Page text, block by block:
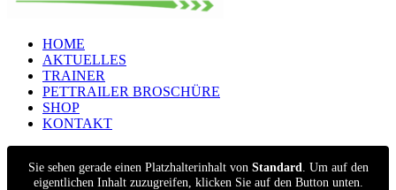
HOME
AKTUELLES
TRAINER
PETTRAILER BROSCHÜRE
SHOP
KONTAKT
Sie sehen gerade einen Platzhalterinhalt von Standard. Um auf den
eigentlichen Inhalt zuzugreifen, klicken Sie auf den Button unten.